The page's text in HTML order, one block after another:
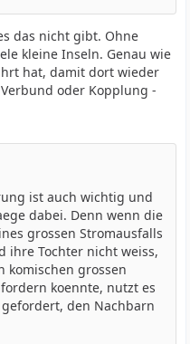
das nicht gibt. Ohne
kleine Inseln. Genau wie
hat, damit dort wieder
oder Kopplung -
ist auch wichtig und
dabei. Denn wenn die
grossen Stromausfalls
ihre Tochter nicht weiss,
komischen grossen
koennte, nutzt es
den Nachbarn